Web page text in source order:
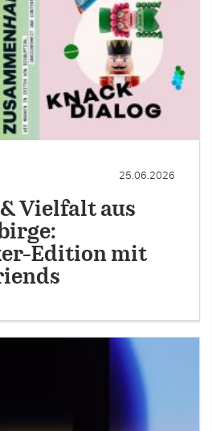
25.06.2026
Vielfalt aus
Edition mit